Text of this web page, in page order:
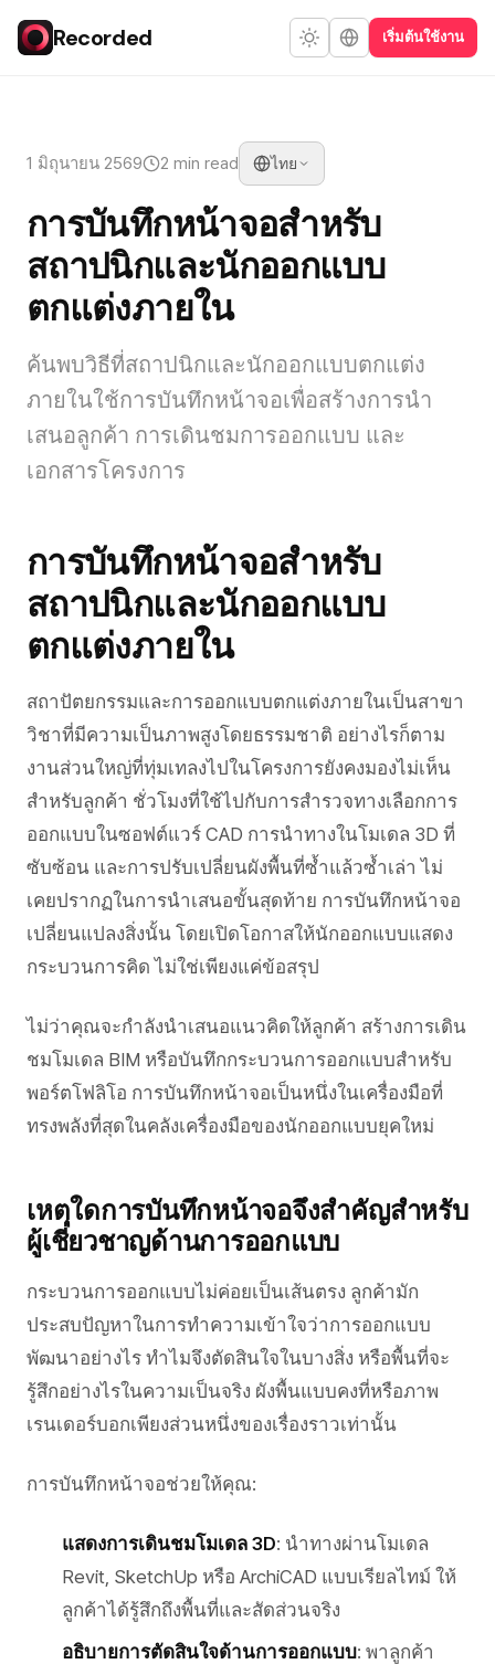
Recorded เริ่มต้นใช้งาน
1 มิถุนายน 2569 2 min read ไทย
การบันทึกหน้าจอสำหรับ
สถาปนิกและนักออกแบบ
ตกแต่งภายใน
ค้นพบวิธีที่สถาปนิกและนักออกแบบตกแต่ง
ภายในใช้การบันทึกหน้าจอเพื่อสร้างการนำ
เสนอลูกค้า การเดินชมการออกแบบ และ
เอกสารโครงการ
การบันทึกหน้าจอสำหรับ
สถาปนิกและนักออกแบบ
ตกแต่งภายใน
สถาปัตยกรรมและการออกแบบตกแต่งภายในเป็นสาขา
วิชาที่มีความเป็นภาพสูงโดยธรรมชาติ อย่างไรก็ตาม
งานส่วนใหญ่ที่ทุ่มเทลงไปในโครงการยังคงมองไม่เห็น
สำหรับลูกค้า ชั่วโมงที่ใช้ไปกับการสำรวจทางเลือกการ
ออกแบบในซอฟต์แวร์ CAD การนำทางในโมเดล 3D ที่
ซับซ้อน และการปรับเปลี่ยนผังพื้นที่ซ้ำแล้วซ้ำเล่า ไม่
เคยปรากฏในการนำเสนอขั้นสุดท้าย การบันทึกหน้าจอ
เปลี่ยนแปลงสิ่งนั้น โดยเปิดโอกาสให้นักออกแบบแสดง
กระบวนการคิด ไม่ใช่เพียงแค่ข้อสรุป
ไม่ว่าคุณจะกำลังนำเสนอแนวคิดให้ลูกค้า สร้างการเดิน
ชมโมเดล BIM หรือบันทึกกระบวนการออกแบบสำหรับ
พอร์ตโฟลิโอ การบันทึกหน้าจอเป็นหนึ่งในเครื่องมือที่
ทรงพลังที่สุดในคลังเครื่องมือของนักออกแบบยุคใหม่
เหตุใดการบันทึกหน้าจอจึงสำคัญสำหรับ
ผู้เชี่ยวชาญด้านการออกแบบ
กระบวนการออกแบบไม่ค่อยเป็นเส้นตรง ลูกค้ามัก
ประสบปัญหาในการทำความเข้าใจว่าการออกแบบ
พัฒนาอย่างไร ทำไมจึงตัดสินใจในบางสิ่ง หรือพื้นที่จะ
รู้สึกอย่างไรในความเป็นจริง ผังพื้นแบบคงที่หรือภาพ
เรนเดอร์บอกเพียงส่วนหนึ่งของเรื่องราวเท่านั้น
การบันทึกหน้าจอช่วยให้คุณ:
แสดงการเดินชมโมเดล 3D: นำทางผ่านโมเดล
Revit, SketchUp หรือ ArchiCAD แบบเรียลไทม์ ให้
ลูกค้าได้รู้สึกถึงพื้นที่และสัดส่วนจริง
อธิบายการตัดสินใจด้านการออกแบบ: พาลูกค้า